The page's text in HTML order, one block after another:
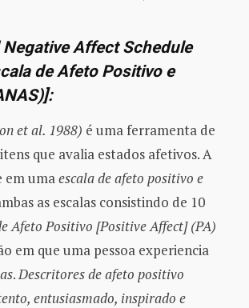
Affect Schedule
de Afeto Positivo e
et al. 1988) é uma ferramenta de
que avalia estados afetivos. A
em umaescala de afeto positivo e
as escalas consistindo de 10
Afeto Positivo [Positive Affect] (PA)
em que uma pessoa experiencia
.Descritores de afeto positivo
entusiasmado, inspirado e